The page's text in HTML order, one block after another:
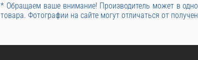
* Обращаем ваше внимание! Производитель может в
товара. Фотографии на сайте могут отличаться от